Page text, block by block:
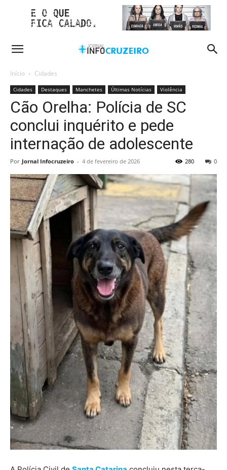
Início Cidades
Cidades Destaques Manchetes Últimas Notícias Violência
Cão Orelha: Polícia de SC
conclui inquérito e pede
internação de adolescente
Por Jornal Infocruzeiro - 4 de fevereiro de 2026 0
280